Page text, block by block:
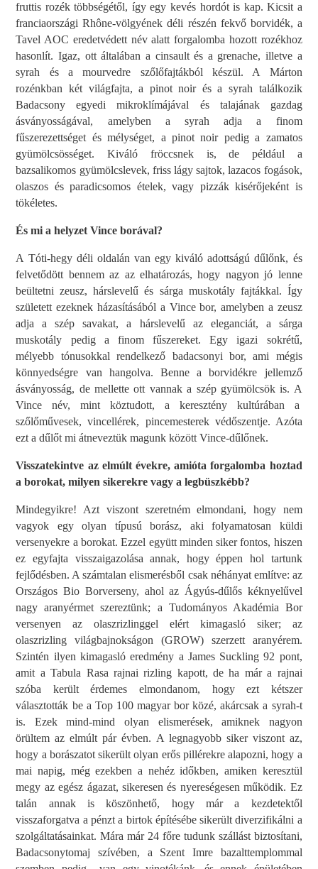
fruttis rozék többségétől, így egy kevés hordót is kap. Kicsit a
franciaországi Rhône-völgyének déli részén fekvő borvidék, a
Tavel AOC eredetvédett név alatt forgalomba hozott rozékhoz
hasonlít. Igaz, ott általában a cinsault és a grenache, illetve a
syrah és a mourvedre szőlőfajtákból készül. A Márton
rozénkban két világfajta, a pinot noir és a syrah találkozik
Badacsony egyedi mikroklímájával és talajának gazdag
ásványosságával, amelyben a syrah adja a finom
fűszerezettséget és mélységet, a pinot noir pedig a zamatos
gyümölcsösséget. Kiváló fröccsnek is, de például a
bazsalikomos gyümölcslevek, friss lágy sajtok, lazacos fogások,
olaszos és paradicsomos ételek, vagy pizzák kisérőjeként is
tökéletes.
És mi a helyzet Vince borával?
A Tóti-hegy déli oldalán van egy kiváló adottságú dűlőnk, és
felvetődött bennem az az elhatározás, hogy nagyon jó lenne
beültetni zeusz, hárslevelű és sárga muskotály fajtákkal. Így
született ezeknek házasításából a Vince bor, amelyben a zeusz
adja a szép savakat, a hárslevelű az eleganciát, a sárga
muskotály pedig a finom fűszereket. Egy igazi sokrétű,
mélyebb tónusokkal rendelkező badacsonyi bor, ami mégis
könnyedségre van hangolva. Benne a borvidékre jellemző
ásványosság, de mellette ott vannak a szép gyümölcsök is. A
Vince név, mint köztudott, a keresztény kultúrában a
szőlőművesek, vincellérek, pincemesterek védőszentje. Azóta
ezt a dűlőt mi átneveztük magunk között Vince-dűlőnek.
Visszatekintve az elmúlt évekre, amióta forgalomba hoztad
a borokat, milyen sikerekre vagy a legbüszkébb?
Mindegyikre! Azt viszont szeretném elmondani, hogy nem
vagyok egy olyan típusú borász, aki folyamatosan küldi
versenyekre a borokat. Ezzel együtt minden siker fontos, hiszen
ez egyfajta visszaigazolása annak, hogy éppen hol tartunk
fejlődésben. A számtalan elismerésből csak néhányat említve: az
Országos Bio Borverseny, ahol az Ágyús-dűlős kéknyelűvel
nagy aranyérmet szereztünk; a Tudományos Akadémia Bor
versenyen az olaszrizlinggel elért kimagasló siker; az
olaszrizling világbajnokságon (GROW) szerzett aranyérem.
Szintén ilyen kimagasló eredmény a James Suckling 92 pont,
amit a Tabula Rasa rajnai rizling kapott, de ha már a rajnai
szóba került érdemes elmondanom, hogy ezt kétszer
választották be a Top 100 magyar bor közé, akárcsak a syrah-t
is. Ezek mind-mind olyan elismerések, amiknek nagyon
örültem az elmúlt pár évben. A legnagyobb siker viszont az,
hogy a borászatot sikerült olyan erős pillérekre alapozni, hogy a
mai napig, még ezekben a nehéz időkben, amiken keresztül
megy az egész ágazat, sikeresen és nyereségesen működik. Ez
talán annak is köszönhető, hogy már a kezdetektől
visszaforgatva a pénzt a birtok építésébe sikerült diverzifikálni a
szolgáltatásainkat. Mára már 24 főre tudunk szállást biztosítani,
Badacsonytomaj szívében, a Szent Imre bazalttemplommal